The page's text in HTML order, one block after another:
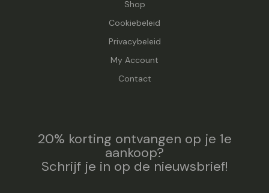
Shop
Cookiebeleid
Privacybeleid
My Account
Contact
20% korting ontvangen op je 1e
aankoop?
Schrijf je in op de nieuwsbrief!